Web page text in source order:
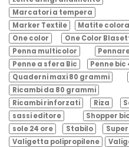
Marcatori a tempera
Marker Textile
Matite
One color
One Color
Penna multicolor
Penne a sfera Bic
Penne bic
Quaderni maxi 80 grammi
Ricambi da 80 grammi
Ricambi rinforzati
Riza
sassi editore
Shopper
sole 24 ore
Stabilo
Valigetta polipropilene